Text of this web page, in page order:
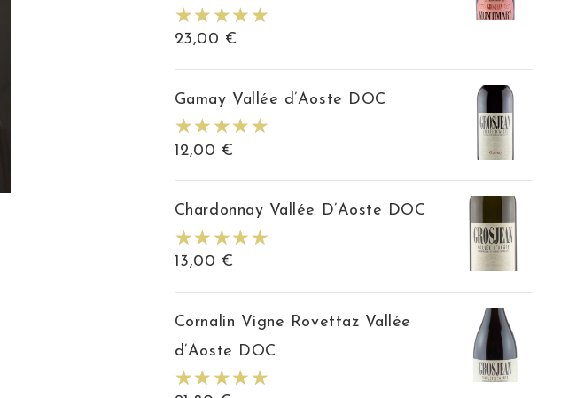
23,00 €
Gamay Vallée d’Aoste DOC
12,00 €
Chardonnay Vallée D’Aoste DOC
13,00 €
Cornalin Vigne Rovettaz Vallée
d’Aoste DOC